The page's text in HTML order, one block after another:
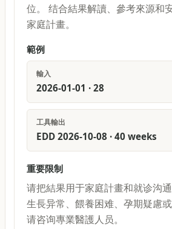
位。 结合結果解讀、參考來源和
家庭計畫。
範例
輸入
2026-01-01 · 28
工具輸出
EDD 2026-10-08 · 40 weeks
重要限制
请把結果用于家庭計畫和就诊沟通
生長异常、餵養困难、孕期疑慮
请咨询專業醫護人员。